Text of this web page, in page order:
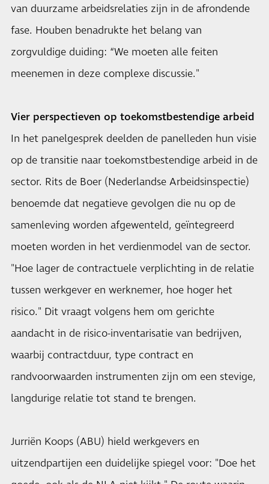
van duurzame arbeidsrelaties zijn in de afrondende
fase. Houben benadrukte het belang van
zorgvuldige duiding: “We moeten alle feiten
meenemen in deze complexe discussie."
Vier perspectieven op toekomstbestendige arbeid
In het panelgesprek deelden de panelleden hun visie
op de transitie naar toekomstbestendige arbeid in de
sector. Rits de Boer (Nederlandse Arbeidsinspectie)
benoemde dat negatieve gevolgen die nu op de
samenleving worden afgewenteld, geïntegreerd
moeten worden in het verdienmodel van de sector.
"Hoe lager de contractuele verplichting in de relatie
tussen werkgever en werknemer, hoe hoger het
risico." Dit vraagt volgens hem om gerichte
aandacht in de risico-inventarisatie van bedrijven,
waarbij contractduur, type contract en
randvoorwaarden instrumenten zijn om een stevige,
langdurige relatie tot stand te brengen.
Jurriën Koops (ABU) hield werkgevers en
uitzendpartijen een duidelijke spiegel voor: "Doe het